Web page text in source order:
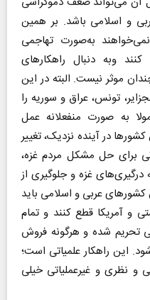
و اسلامی باشد. بر همین
به‌صورت تهاجمی
کنند وبه دنبال راهکارهای
موثر نیست. البته در این
تونس، عراق و سوریه را
به صورت منفعلانه عمل
در آینده نزدیک، تغییر
برای حل مشکل مردم غزه،
درگیری‌های غزه و جلوگیری از
عربی و اسلامی باید
و آمریکا قطع کنند و تمام
تحریم شده و هرگونه فروش
این راهکار علمیاتی است؛
و نظری و غیرعملیاتی خیلی